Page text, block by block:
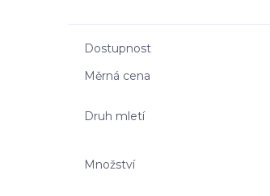
Dostupnost
Měrná cena
Druh mletí
Množství